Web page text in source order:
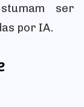
ser
por IA.